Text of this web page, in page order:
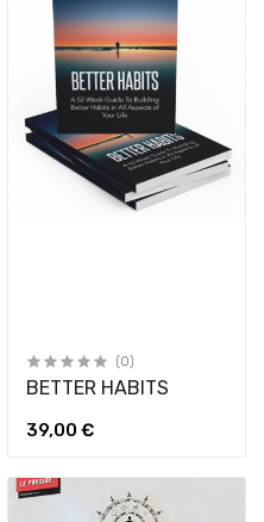
(0)
BETTER HABITS
39,00 €